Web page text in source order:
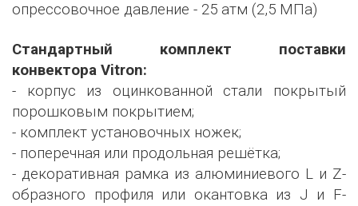
опрессовочное давление - 25 атм (2,5 МПа)
Стандартный комплект поставки
конвектора Vitron:
- корпус из оцинкованной стали покрытый
порошковым покрытием;
- комплект установочных ножек;
- поперечная или продольная решётка;
- декоративная рамка из алюминиевого L и Z-
образного профиля или окантовка из J и F-